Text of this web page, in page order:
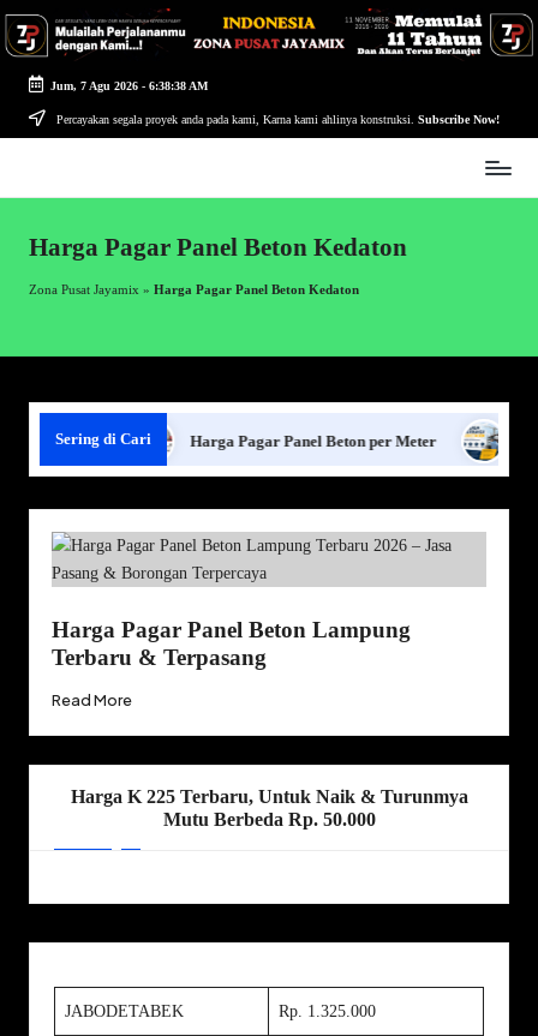
Skip
content
Jum, 7 Agu 2026- 6:38:38 AM
Percayakan segala proyek anda pada kami, Karna kami ahlinya konstruksi. Subscribe Now!
-
Ahlinya
Harga Pagar Panel Beton Kedaton
Zona Pusat Jayamix » Harga Pagar Panel Beton Kedaton
Sering di Cari
Beton Harga Pagar Panel Beton per Meter
Harga Pagar Panel Beton Lampung
Terbaru & Terpasang
Read More
Harga K 225 Terbaru, Untuk Naik & Turunmya
Mutu Berbeda Rp. 50.000
JABODETABEK Rp. 1.325.000